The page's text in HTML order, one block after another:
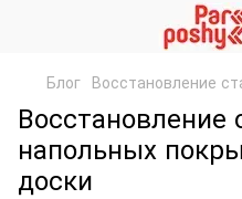
Блог Восстановление
Восстановление
напольных
доски